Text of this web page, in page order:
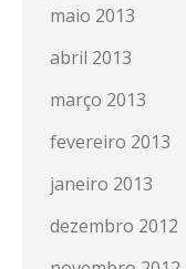
maio 2013
abril 2013
março 2013
fevereiro 2013
janeiro 2013
dezembro 2012